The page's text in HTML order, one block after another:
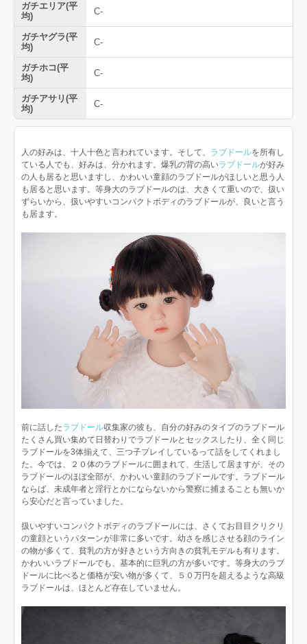
ガチエリア(平
均)
C-
ガチヤグラ(平
均)
C-
ガチホコ(平
均)
C-
ガチアサリ(平
均)
C-
人の好みは、十人十色と言われています。そして、 ラブドールを所有し
ている人でも、好みは、分かれます。爆乳の背の高いラブドールが好み
の人も居ると思いますし、かわいい童顔のラブドールがほしいと思う人
も居ると思います。等身大のラブドールのは、大きくて重いので、扱い
ずらいから、扱いやすいコンパクトボディのラブドールが、良いと言う
も居ます。
前に話したラブドール収集家の彼も、自分の好みのタイプのラブドール
たくさん買い集めて日替わりでラブドールとセックスしたり、全く同じ
ラブドールを3体揃えて、三つ子プレイしているって話をしてくれまし
た。今では、２０体のラブドールに囲まれて、生活して居ますが、その
ラブドールのほぼ全部が、かわいい童顔のラブドールです。ラブドール
ならば、未成年者と淫行とかにならないから警察に捕まることも無いか
ら安心だと言っていました。
扱いやすいコンパクトボディのラブドールには、さくてお目目クリクリ
の童顔というパターンが非常に多いです。幼さを感じさせる顔のライン
の物が多くて、貧乳の方が好きという方向きの貧乳モデルも有ります。
かわいいラブドールでも、基本的に巨乳の方が多いです。等身大のラブ
ドールに比べると価格が安い物が多くて、５０万円を超えるような高級
ラブドールは、ほとんど存在していません。